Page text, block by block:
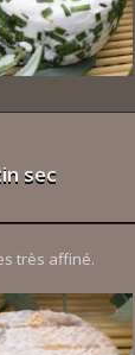
sec
très affiné.